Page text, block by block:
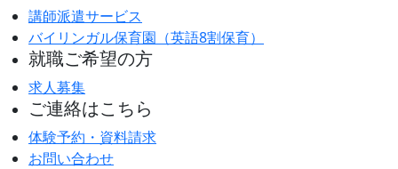
講師派遣サービス
バイリンガル保育園（英語8割保育）
就職ご希望の方
求人募集
ご連絡はこちら
体験予約・資料請求
お問い合わせ